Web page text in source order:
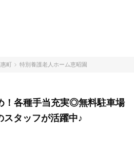
町 特別養護老人ホーム恵昭園
！各種手当充実◎無料駐車場
タッフが活躍中♪